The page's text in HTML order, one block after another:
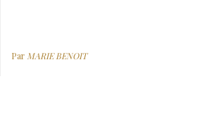
Par MARIE BENOIT